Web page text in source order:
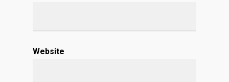
Website